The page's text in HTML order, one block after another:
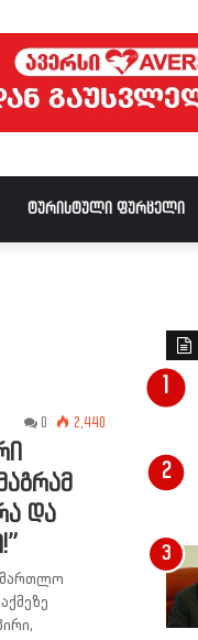
ტურისტული ფურცელი
0 2,440
და